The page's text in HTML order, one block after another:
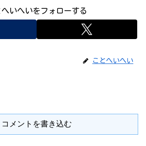
へいへいをフォローする
ことへいへい
コメントを書き込む